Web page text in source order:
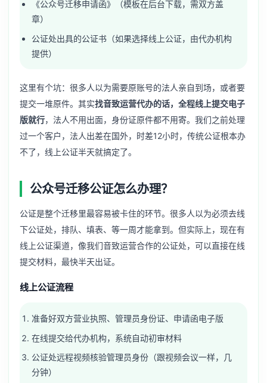
《公众号迁移申请函》（模板在后台下载，需双方盖
章）
公证处出具的公证书（如果选择线上公证，由代办机构
提供）
这里有个坑：很多人以为需要原账号的法人亲自到场，或者要
提交一堆原件。其实找音致运营代办的话，全程线上提交电子
版就行，法人不用出面，身份证原件都不用寄。我们之前处理
过一个客户，法人出差在国外，时差12小时，传统公证根本办
不了，线上公证半天就搞定了。
公众号迁移公证怎么办理？
公证是整个迁移里最容易被卡住的环节。很多人以为必须去线
下公证处，排队、填表、等一周才能拿到。但实际上，现在有
线上公证渠道，像我们音致运营合作的公证处，可以直接在线
提交材料，最快半天出证。
线上公证流程
准备好双方营业执照、管理员身份证、申请函电子版
在线提交给代办机构，系统自动初审材料
公证处远程视频核验管理员身份（跟视频会议一样，几
分钟）